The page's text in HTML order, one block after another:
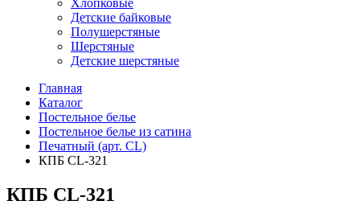
Хлопковые
Детские байковые
Полушерстяные
Шерстяные
Детские шерстяные
Главная
Каталог
Постельное белье
Постельное белье из сатина
Печатный (арт. СL)
КПБ CL-321
КПБ CL-321